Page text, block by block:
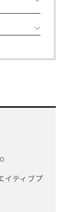
イティブプ